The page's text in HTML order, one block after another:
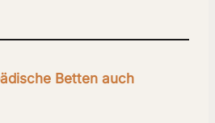
Betten auch